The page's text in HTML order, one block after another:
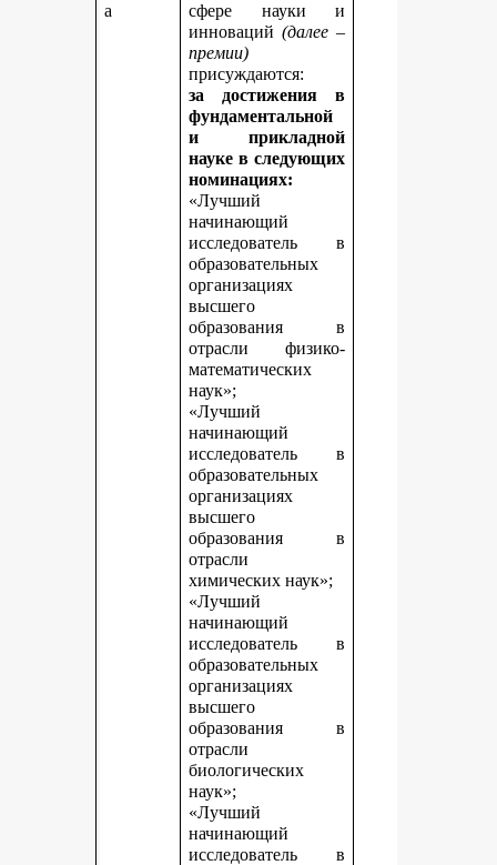
а
сфере науки и
инноваций(далее –
премии)
присуждаются:
за достижения в
фундаментальной
и прикладной
наукев следующих
номинациях:
«Лучший
начинающий
исследователь в
образовательных
организациях
высшего
образования в
отрасли физико-
математических
наук»;
«Лучший
начинающий
исследователь в
образовательных
организациях
высшего
образования в
отрасли
химических наук»;
«Лучший
начинающий
исследователь в
образовательных
организациях
высшего
образования в
отрасли
биологических
наук»;
«Лучший
начинающий
исследователь в